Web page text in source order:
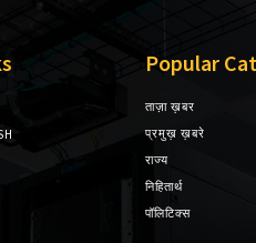
Popular
ताज़ा ख़बर
प्रमुख़ ख़बरे
राज्य
निहितार्थ
पॉलिटिक्स